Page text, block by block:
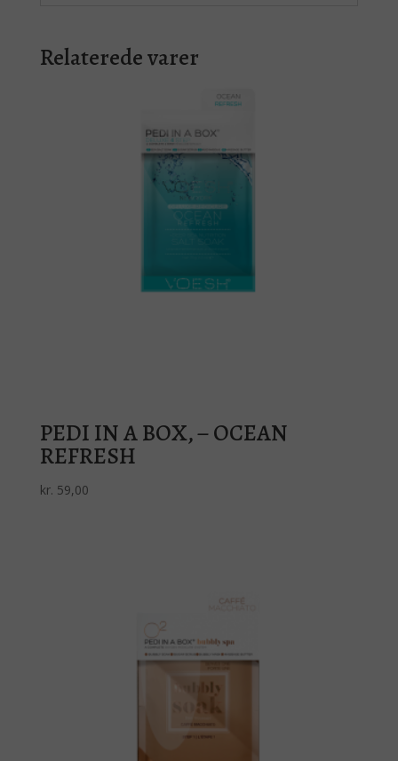
Relaterede varer
PEDI IN A BOX, – OCEAN
REFRESH
kr. 59,00